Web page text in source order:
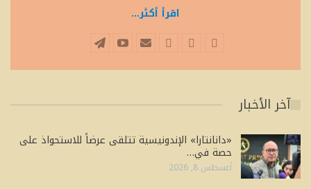
اقرأ أكثر...
آخر الأخبار
«دانانتارا» الإندونيسية تتلقى عرضاً للاستحواذ على
حصة في…
أغسطس 8, 2026